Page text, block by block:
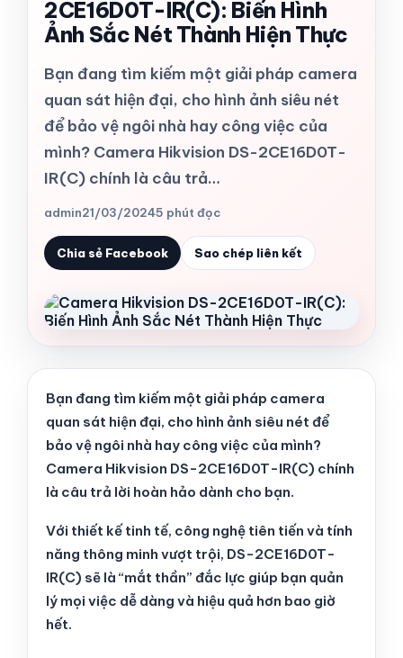
2CE16D0T-IR(C): Biến Hình
Ảnh Sắc Nét Thành Hiện Thực
Bạn đang tìm kiếm một giải pháp camera
quan sát hiện đại, cho hình ảnh siêu nét
để bảo vệ ngôi nhà hay công việc của
mình? Camera Hikvision DS-2CE16D0T-
IR(C) chính là câu trả…
admin21/03/20245 phút đọc
Chia sẻ Facebook Sao chép liên kết
Bạn đang tìm kiếm một giải pháp camera
quan sát hiện đại, cho hình ảnh siêu nét để
bảo vệ ngôi nhà hay công việc của mình?
Camera Hikvision DS-2CE16D0T-IR(C) chính
là câu trả lời hoàn hảo dành cho bạn.
Với thiết kế tinh tế, công nghệ tiên tiến và tính
năng thông minh vượt trội, DS-2CE16D0T-
IR(C) sẽ là “mắt thần” đắc lực giúp bạn quản
lý mọi việc dễ dàng và hiệu quả hơn bao giờ
hết.